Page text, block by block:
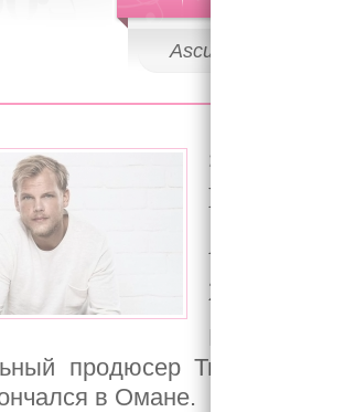
Ascultă
21 Aprilie 2018
Avicii
28 лет
продюсер Тим
в Омане.